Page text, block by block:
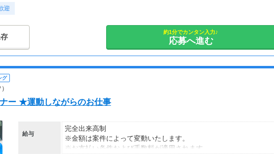
迎
約1分でカンタン入力♪
応募へ進む
グ
ー ★運動しながらのお仕事
給与
完全出来高制
※金額は案件によって変動いたします。
※お支払い条件および手数料が適用されます